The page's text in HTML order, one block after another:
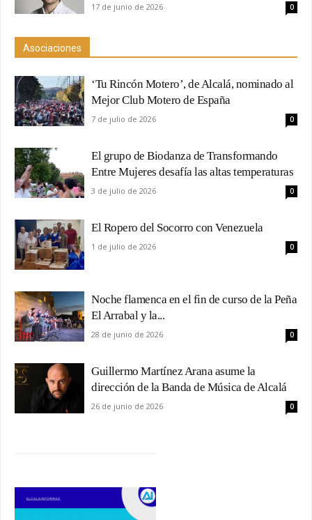
17 de junio de 2026 0
Asociaciones
‘Tu Rincón Motero’, de Alcalá, nominado al
Mejor Club Motero de España
7 de julio de 2026 0
El grupo de Biodanza de Transformando
Entre Mujeres desafía las altas temperaturas
3 de julio de 2026 0
El Ropero del Socorro con Venezuela
1 de julio de 2026 0
Noche flamenca en el fin de curso de la Peña
El Arrabal y la...
28 de junio de 2026 0
Guillermo Martínez Arana asume la
dirección de la Banda de Música de Alcalá
26 de junio de 2026 0